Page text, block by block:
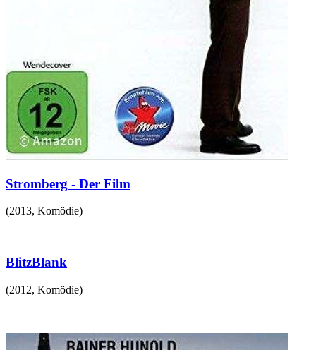
Stromberg - Der Film
(2013, Komödie)
BlitzBlank
(2012, Komödie)